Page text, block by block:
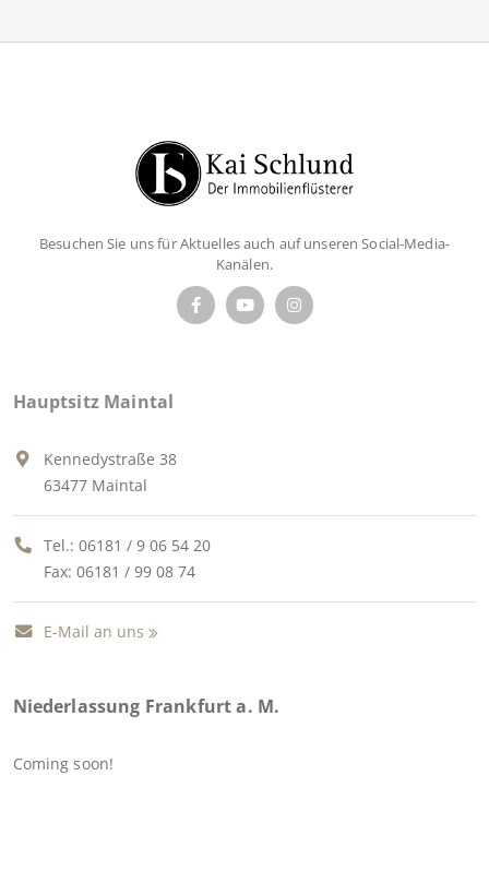
Besuchen Sie uns für Aktuelles auch auf unseren Social-Media-
Kanälen.
Hauptsitz Maintal
Kennedystraße 38
63477 Maintal
Tel.: 06181 / 9 06 54 20
Fax: 06181 / 99 08 74
E-Mail an uns
Niederlassung Frankfurt a. M.
Coming soon!